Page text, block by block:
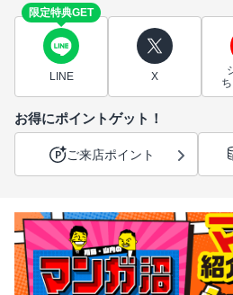
限定特典GET
LINE X
お得にポイントゲット！
ご来店ポイント